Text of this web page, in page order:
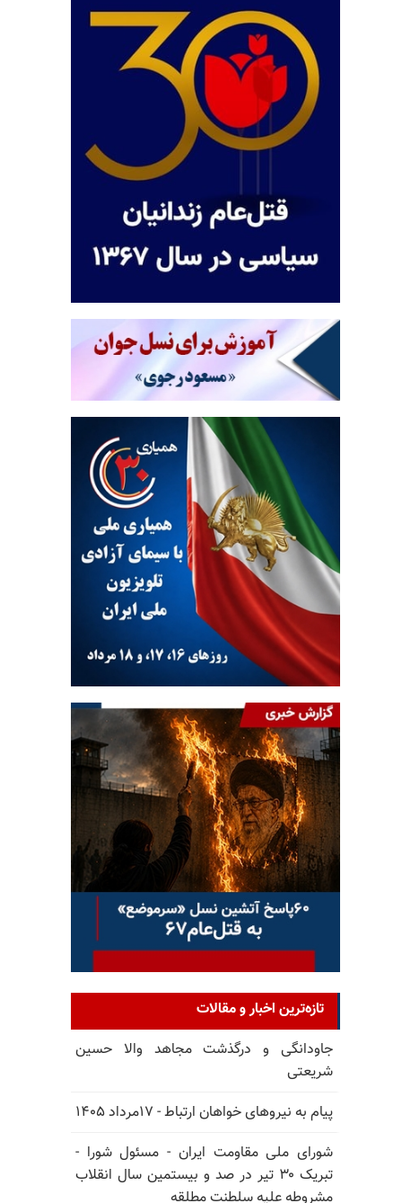
تازه‌ترین اخبار و مقالات
جاودانگی و درگذشت مجاهد والا حسین
شریعتی
پیام به نیروهای خواهان ارتباط - ۱۷مرداد ۱۴۰۵
شورای ملی مقاومت ایران - مسئول شورا -
تبریک ۳۰ تیر در صد و بیستمین سال انقلاب
مشروطه علیه سلطنت مطلقه